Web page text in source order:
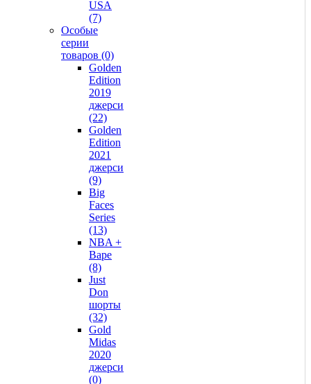
USA
(7)
Особые
серии
товаров (0)
Golden
Edition
2019
джерси
(22)
Golden
Edition
2021
джерси
(9)
Big
Faces
Series
(13)
NBA +
Bape
(8)
Just
Don
шорты
(32)
Gold
Midas
2020
джерси
(0)